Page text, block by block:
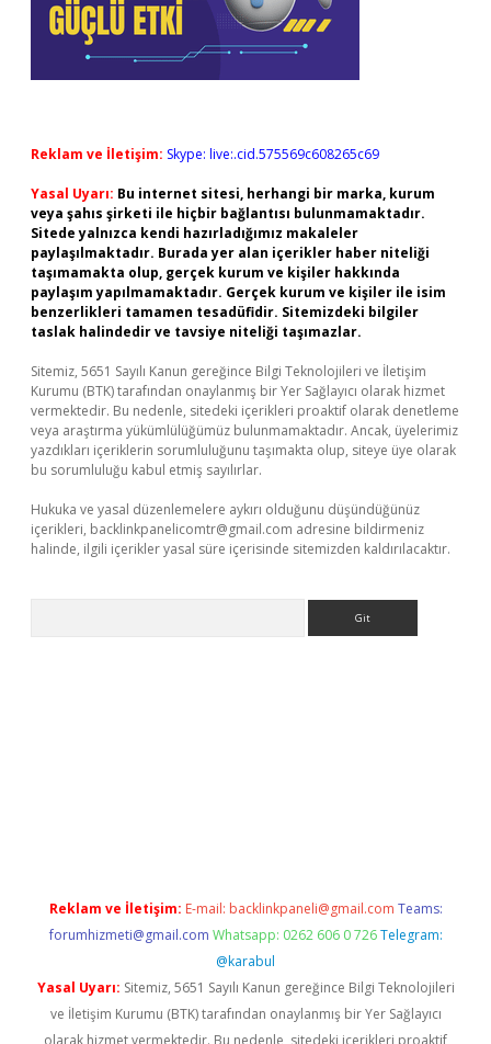
Reklam ve İletişim: Skype: live:.cid.575569c608265c69
Yasal Uyarı: Bu internet sitesi, herhangi bir marka, kurum
veya şahıs şirketi ile hiçbir bağlantısı bulunmamaktadır.
Sitede yalnızca kendi hazırladığımız makaleler
paylaşılmaktadır. Burada yer alan içerikler haber niteliği
taşımamakta olup, gerçek kurum ve kişiler hakkında
paylaşım yapılmamaktadır. Gerçek kurum ve kişiler ile isim
benzerlikleri tamamen tesadüfidir. Sitemizdeki bilgiler
taslak halindedir ve tavsiye niteliği taşımazlar.
Sitemiz, 5651 Sayılı Kanun gereğince Bilgi Teknolojileri ve İletişim
Kurumu (BTK) tarafından onaylanmış bir Yer Sağlayıcı olarak hizmet
vermektedir. Bu nedenle, sitedeki içerikleri proaktif olarak denetleme
veya araştırma yükümlülüğümüz bulunmamaktadır. Ancak, üyelerimiz
yazdıkları içeriklerin sorumluluğunu taşımakta olup, siteye üye olarak
bu sorumluluğu kabul etmiş sayılırlar.
Hukuka ve yasal düzenlemelere aykırı olduğunu düşündüğünüz
içerikleri, backlinkpanelicomtr@gmail.com adresine bildirmeniz
halinde, ilgili içerikler yasal süre içerisinde sitemizden kaldırılacaktır.
Reklam ve İletişim: E-mail: backlinkpaneli@gmail.com Teams:
forumhizmeti@gmail.com Whatsapp: 0262 606 0 726 Telegram:
@karabul
Yasal Uyarı: Sitemiz, 5651 Sayılı Kanun gereğince Bilgi Teknolojileri
ve İletişim Kurumu (BTK) tarafından onaylanmış bir Yer Sağlayıcı
olarak hizmet vermektedir. Bu nedenle, sitedeki içerikleri proaktif